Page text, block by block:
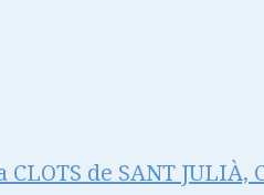
CLOTS de SANT JULIÀ,